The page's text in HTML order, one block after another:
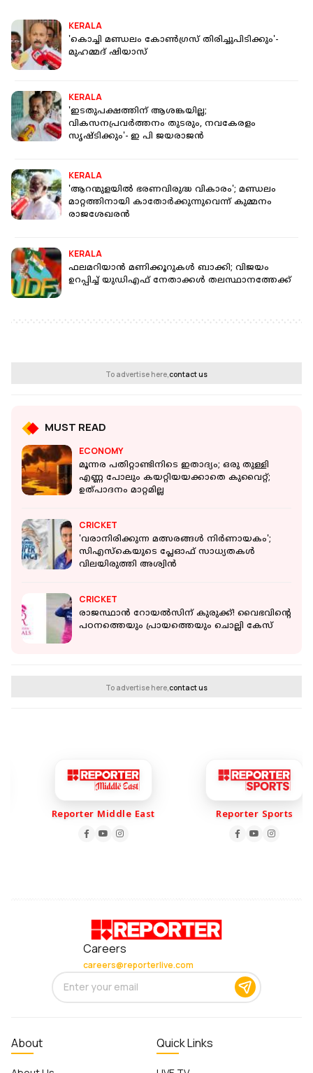
KERALA
'കൊച്ചി മണ്ഡലം കോണ്‍ഗ്രസ് തിരിച്ചുപിടിക്കും'-
മുഹമ്മദ് ഷിയാസ്
KERALA
'ഇടതുപക്ഷത്തിന് ആശങ്കയില്ല;
വികസനപ്രവര്‍ത്തനം തുടരും, നവകേരളം
സൃഷ്ടിക്കും'- ഇ പി ജയരാജന്‍
KERALA
'ആറന്മുളയില്‍ ഭരണവിരുദ്ധ വികാരം'; മണ്ഡലം
മാറ്റത്തിനായി കാതോര്‍ക്കുന്നുവെന്ന് കുമ്മനം
രാജശേഖരന്‍
KERALA
ഫലമറിയാന്‍ മണിക്കൂറുകള്‍ ബാക്കി; വിജയം
ഉറപ്പിച്ച് യുഡിഎഫ് നേതാക്കള്‍ തലസ്ഥാനത്തേക്ക്
To advertise here,contact us
MUST READ
ECONOMY
മൂന്നര പതിറ്റാണ്ടിനിടെ ഇതാദ്യം; ഒരു തുള്ളി
എണ്ണ പോലും കയറ്റിയയക്കാതെ കുവൈറ്റ്;
ഉത്പാദനം മാറ്റമില്ല
CRICKET
'വരാനിരിക്കുന്ന മത്സരങ്ങൾ നിർണായകം';
സിഎസ്കെയുടെ പ്ലേഓഫ് സാധ്യതകൾ
വിലയിരുത്തി അശ്വിൻ
CRICKET
രാജസ്ഥാൻ റോയൽസിന് കുരുക്ക്! വൈഭവിന്റെ
പഠനത്തെയും പ്രായത്തെയും ചൊല്ലി കേസ്
To advertise here,contact us
Reporter Middle East Reporter Sports
Careers
careers@reporterlive.com
About Quick Links